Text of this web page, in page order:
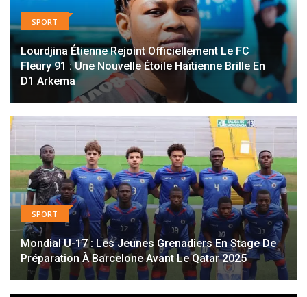
SPORT
Lourdjina Étienne Rejoint Officiellement Le FC
Fleury 91 : Une Nouvelle Étoile Haïtienne Brille En
D1 Arkema
SPORT
Mondial U-17 : Les Jeunes Grenadiers En Stage De
Préparation À Barcelone Avant Le Qatar 2025